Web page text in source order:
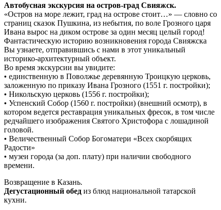
Автобусная экскурсия на остров-град Свияжск.
«Остров на море лежит, град на острове стоит…» — словно со
страниц сказок Пушкина, из небытия, по воле Грозного царя
Ивана вырос на диком острове за один месяц целый город!
Фантастическую историю возникновения города Свияжска
Вы узнаете, отправившись с нами в этот уникальный
историко-архитектурный объект.
Во время экскурсии вы увидите:
• единственную в Поволжье деревянную Троицкую церковь,
заложенную по приказу Ивана Грозного (1551 г. постройки);
• Никольскую церковь (1556 г. постройки);
• Успенский Собор (1560 г. постройки) (внешний осмотр), в
котором ведется реставрация уникальных фресок, в том числе
редчайшего изображения Святого Христофора с лошадиной
головой.
• Величественный Собор Богоматери «Всех скорбящих
Радости»
• музеи города (за доп. плату) при наличии свободного
времени.
Возвращение в Казань.
Дегустационный обед из блюд национальной татарской
кухни.